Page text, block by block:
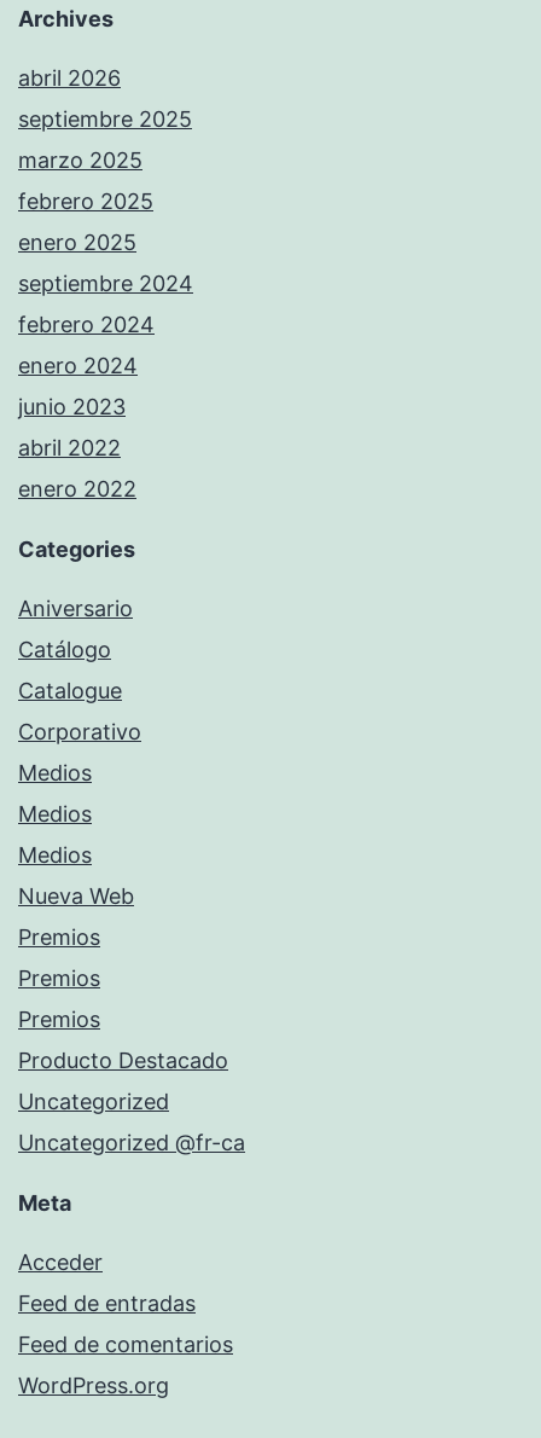
Archives
abril 2026
septiembre 2025
marzo 2025
febrero 2025
enero 2025
septiembre 2024
febrero 2024
enero 2024
junio 2023
abril 2022
enero 2022
Categories
Aniversario
Catálogo
Catalogue
Corporativo
Medios
Medios
Medios
Nueva Web
Premios
Premios
Premios
Producto Destacado
Uncategorized
Uncategorized @fr-ca
Meta
Acceder
Feed de entradas
Feed de comentarios
WordPress.org